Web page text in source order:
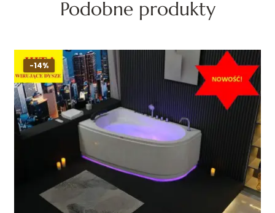
Podobne produkty
-14%